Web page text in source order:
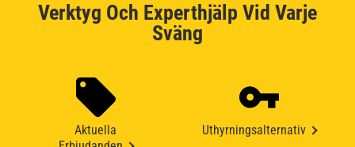
Verktyg Och Experthjälp Vid Varje
Sväng
Aktuella
Uthyrningsalternativ